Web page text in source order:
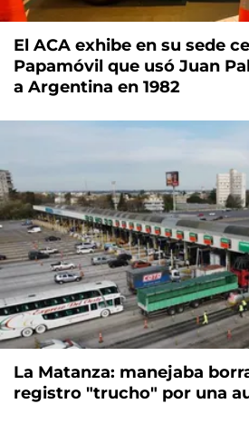
El ACA exhibe en su sede
Papamóvil que usó Juan
a Argentina en 1982
La Matanza: manejaba
registro "trucho" por una